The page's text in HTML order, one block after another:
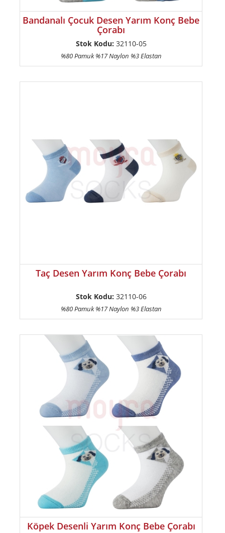
Bandanalı Çocuk Desen Yarım Konç Bebe
Çorabı
Stok Kodu: 32110-05
%80 Pamuk %17 Naylon %3 Elastan
Taç Desen Yarım Konç Bebe Çorabı
Stok Kodu: 32110-06
%80 Pamuk %17 Naylon %3 Elastan
Köpek Desenli Yarım Konç Bebe Çorabı